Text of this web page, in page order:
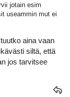
jotain esim
useammin mut ei
aina vaan
siltä, että
jos tarvitsee